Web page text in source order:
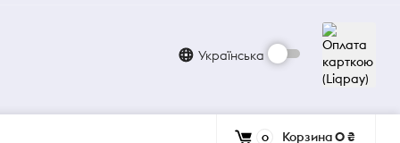
Українська
0 Корзина0 ₴